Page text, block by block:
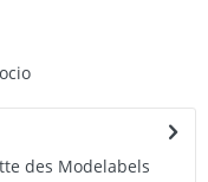
des Modelabels